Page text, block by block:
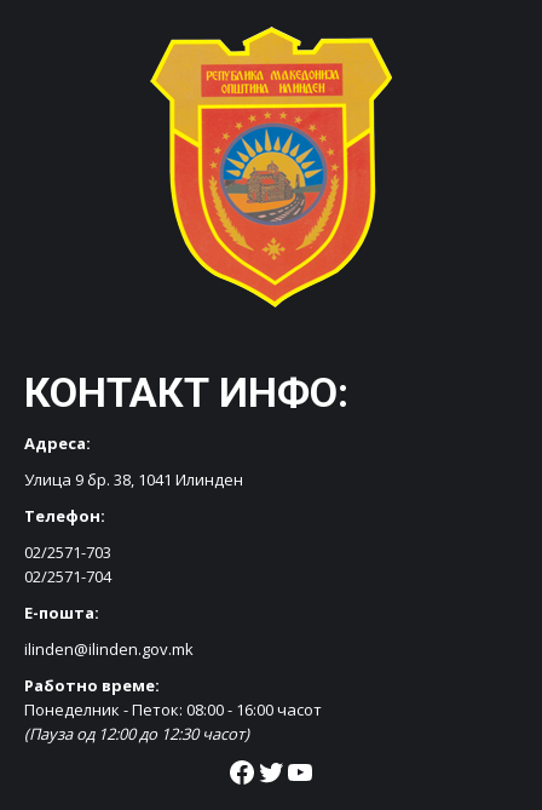
КОНТАКТ ИНФО:
Адреса:
Улица 9 бр. 38, 1041 Илинден
Телефон:
02/2571-703
02/2571-704
Е-пошта:
ilinden@ilinden.gov.mk
Работно време:
Понеделник - Петок: 08:00 - 16:00 часот
(Пауза од 12:00 до 12:30 часот)
Facebook Twitter YouTube